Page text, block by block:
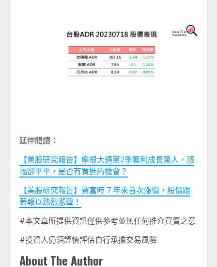
延伸閱讀：
【美股研究報告】摩根大通第2季獲利成長驚人，漲
幅卻平平，是否有買進的機會？
【美股研究報告】賽富時 7 年來首次漲價，股價跟
著報以熱烈漲聲！
#本文章所提供資訊僅供參考並無任何推介買賣之意
#投資人仍須謹慎評估自行承擔交易風險
About The Author